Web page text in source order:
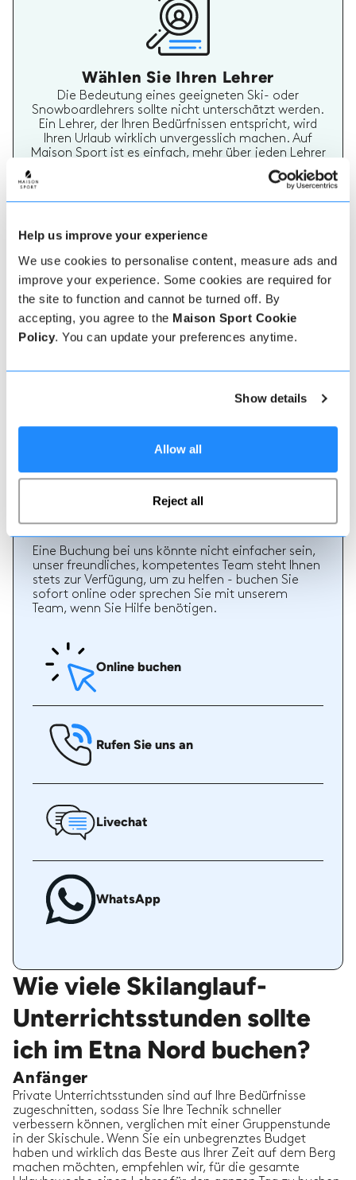
Help us improve your experience
We use cookies to personalise content, measure ads and
improve your experience. Some cookies are required for
the site to function and cannot be turned off. By
accepting, you agree to the Maison Sport Cookie
Policy. You can update your preferences anytime.
Show details
Allow all
Reject all
Wählen Sie Ihren Lehrer
Die Bedeutung eines geeigneten Ski- oder
Snowboardlehrers sollte nicht unterschätzt werden.
Ein Lehrer, der Ihren Bedürfnissen entspricht, wird
Ihren Urlaub wirklich unvergesslich machen. Auf
Maison Sport ist es einfach, mehr über jeden Lehrer
zu erfahren, ihre Bewertungen zu überprüfen und
dann sicher zu buchen und zu bezahlen.
Echte Lehrer Bewertungen
Informationen bei der Auswahl eines Lehrers. Sie
hochwertigen Service bietet und welche Arten von
Wie man bucht
Eine Buchung bei uns könnte nicht einfacher sein,
unser freundliches, kompetentes Team steht Ihnen
stets zur Verfügung, um zu helfen - buchen Sie
sofort online oder sprechen Sie mit unserem
Team, wenn Sie Hilfe benötigen.
Online buchen
Rufen Sie uns an
Livechat
WhatsApp
Wie viele Skilanglauf-
Unterrichtsstunden sollte
ich im Etna Nord buchen?
Anfänger
Private Unterrichtsstunden sind auf Ihre Bedürfnisse
zugeschnitten, sodass Sie Ihre Technik schneller
verbessern können, verglichen mit einer Gruppenstunde
in der Skischule. Wenn Sie ein unbegrenztes Budget
haben und wirklich das Beste aus Ihrer Zeit auf dem Berg
machen möchten, empfehlen wir, für die gesamte